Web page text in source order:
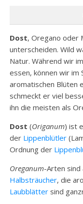
Dost, Oregano oder
unterscheiden. Wild
Natur. Während wir
essen, können wir im
aromatischen Blüten
schmeckt er viel
ihn die meisten als
Dost (Origanum) ist
der Lippenblütler
Ordnung der
Oreganum-Arten sind
Halbsträucher, die
Laubblätter sind